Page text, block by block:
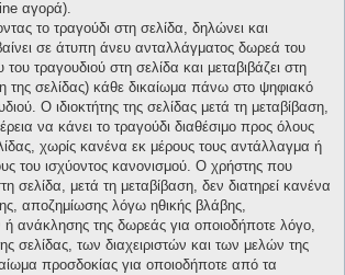
αγορά).
το τραγούδι στη σελίδα, δηλώνει και
σε άτυπη άνευ ανταλλάγματος δωρεά του
τραγουδιού στη σελίδα και μεταβιβάζει στη
της σελίδας) κάθε δικαίωμα πάνω στο ψηφιακό
Ο ιδιοκτήτης της σελίδας μετά τη μεταβίβαση,
να κάνει το τραγούδι διαθέσιμο προς όλους
χωρίς κανένα εκ μέρους τους αντάλλαγμα ή
του ισχύοντος κανονισμού. Ο χρήστης που
σελίδα, μετά τη μεταβίβαση, δεν διατηρεί κανένα
αποζημίωσης λόγω ηθικής βλάβης,
ανάκλησης της δωρεάς για οποιοδήποτε λόγο,
σελίδας, των διαχειριστών και των μελών της
προσδοκίας για οποιοδήποτε από τα